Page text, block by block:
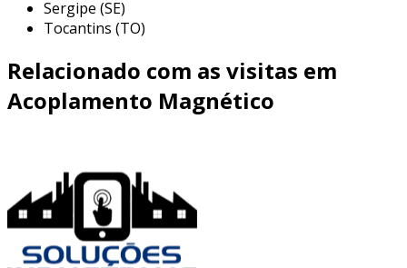
alterar os níveis de tensão em sistemas de
transmissão e distribuição de eletricidade,
permitindo a entrega de energia em níveis
adequados para residências e indústrias.
alimentação de equipamentos
converter a tensão da rede elétrica em
níveis apropriados para alimentar
dispositivos eletrônicos.
isolamento elétrico:
Sergipe (SE)
Tocantins (TO)
Relacionado com as visitas em
Acoplamento Magnético